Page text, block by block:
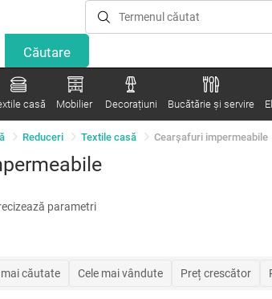
casă Mobilier Decorațiuni Bucătărie și servire
Reduceri Textile casă Cearşafuri impermeabile
parametri
mai căutate Cele mai vândute Preț crescător